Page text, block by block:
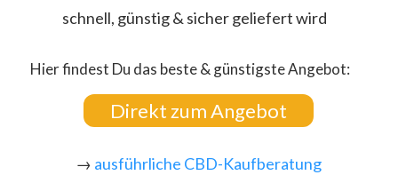
schnell, günstig & sicher geliefert wird
Hier findest Du das beste & günstigste Angebot:
Direkt zum Angebot
→ ausführliche CBD-Kaufberatung